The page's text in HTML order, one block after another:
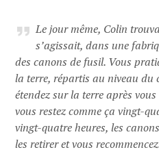
Le jour même, Colin
s’agissait, dans une
des canons de fusil. Vous
la terre, répartis au niveau du
étendez sur la terre après
vous restez comme ça vingt-
vingt-quatre heures, les
les retirer et vous